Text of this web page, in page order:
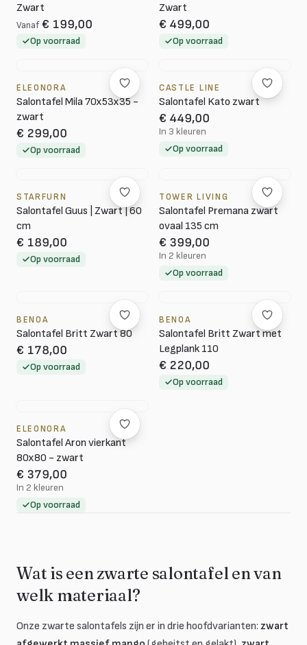
Zwart
Vanaf € 199,00
Op voorraad
Zwart
€ 499,00
Op voorraad
ELEONORA
Salontafel Mila 70x53x35 -
zwart
€ 299,00
Op voorraad
CASTLE LINE
Salontafel Kato zwart
€ 449,00
In 3 kleuren
Op voorraad
STARFURN
Salontafel Guus | Zwart | 60
cm
€ 189,00
Op voorraad
TOWER LIVING
Salontafel Premana zwart
ovaal 135 cm
€ 399,00
In 2 kleuren
Op voorraad
BENOA
Salontafel Britt Zwart 80
€ 178,00
Op voorraad
BENOA
Salontafel Britt Zwart met
Legplank 110
€ 220,00
Op voorraad
ELEONORA
Salontafel Aron vierkant
80x80 - zwart
€ 379,00
In 2 kleuren
Op voorraad
Wat is een zwarte salontafel en van
welk materiaal?
Onze zwarte salontafels zijn er in drie hoofdvarianten: zwart